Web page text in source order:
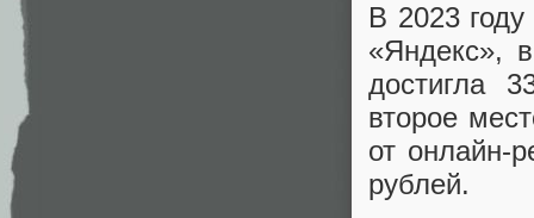
В 2023
«Яндекс»,
достигла
второе
от онлайн-
рублей.